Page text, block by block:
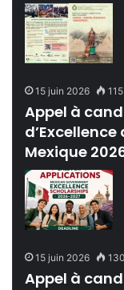
15 juin 2026 115
Appel à
Mexique
15 juin 2026 130
Appel à